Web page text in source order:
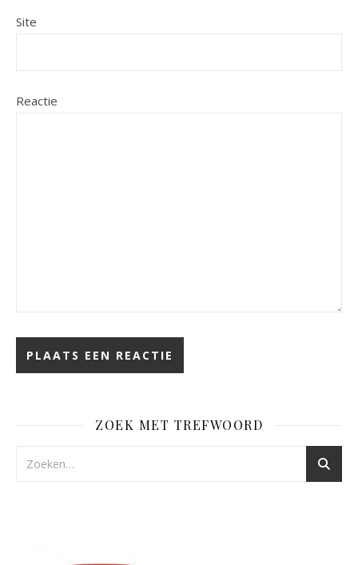
Site
Reactie
ZOEK MET TREFWOORD